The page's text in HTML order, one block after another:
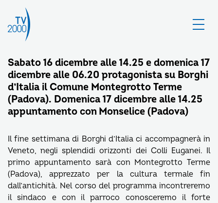
Sabato 16 dicembre alle 14.25 e domenica 17
dicembre alle 06.20 protagonista su Borghi
d’Italia il Comune Montegrotto Terme
(Padova). Domenica 17 dicembre alle 14.25
appuntamento con Monselice (Padova)
Il fine settimana di Borghi d’Italia ci accompagnerà in
Veneto, negli splendidi orizzonti dei Colli Euganei. Il
primo appuntamento sarà con Montegrotto Terme
(Padova), apprezzato per la cultura termale fin
dall’antichità. Nel corso del programma incontreremo
il sindaco e con il parroco conosceremo il forte